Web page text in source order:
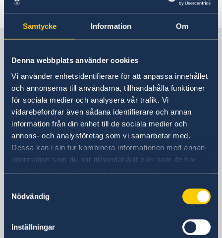
Samtycke Information Om
Denna webbplats använder cookies
Vi använder enhetsidentifierare för att anpassa innehållet
och annonserna till användarna, tillhandahålla funktioner
för sociala medier och analysera vår trafik. Vi
vidarebefordrar även sådana identifierare och annan
information från din enhet till de sociala medier och
annons- och analysföretag som vi samarbetar med.
Dessa kan i sin tur kombinera informationen med annan
information som du har tillhandahållit eller som de har
samlat in när du har använt deras tjänster.
Nödvändig
Inställningar
Senast uppdaterad 11 apr. 2019, 14.18
Sverige i Danmark
Sveriges ambassad
Besöksadress
Sveriges ambassad
Amaliegade 5A
1256 Köpenhamn K
Danmark
Postadress
Amaliegade 5A
Danmark
+45 33 36 03 70